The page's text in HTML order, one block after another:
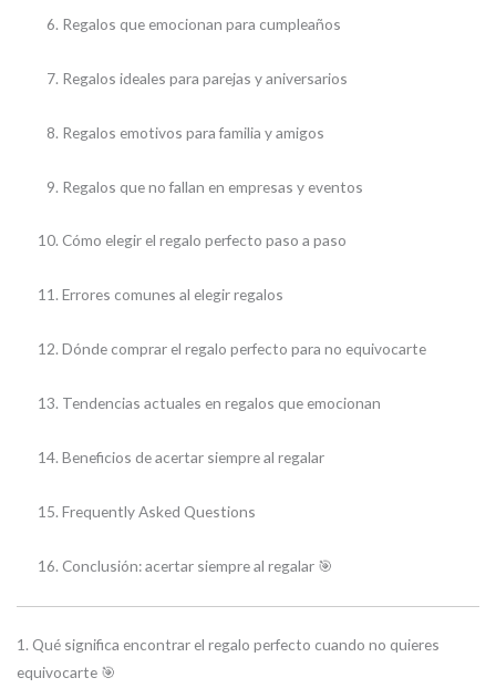
Regalos que emocionan para cumpleaños
Regalos ideales para parejas y aniversarios
Regalos emotivos para familia y amigos
Regalos que no fallan en empresas y eventos
Cómo elegir el regalo perfecto paso a paso
Errores comunes al elegir regalos
Dónde comprar el regalo perfecto para no equivocarte
Tendencias actuales en regalos que emocionan
Beneficios de acertar siempre al regalar
Frequently Asked Questions
Conclusión: acertar siempre al regalar 🎯
1. Qué significa encontrar el regalo perfecto cuando no quieres
equivocarte 🎯